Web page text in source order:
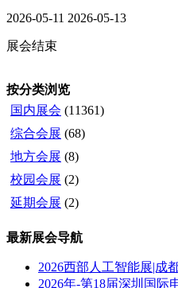
2026-05-11 2026-05-13
展会结束
按分类浏览
国内展会 (11361)
综合会展 (68)
地方会展 (8)
校园会展 (2)
延期会展 (2)
最新展会导航
2026西部人工智能展|成
2026年-第18届深圳国际